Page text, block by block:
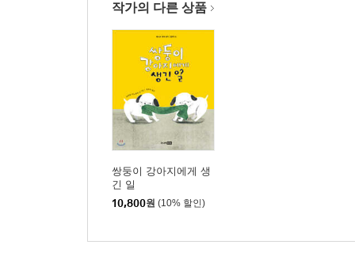
작가의 다른 상품
쌍둥이 강아지에게 생
긴 일
10,800원 (10% 할인)